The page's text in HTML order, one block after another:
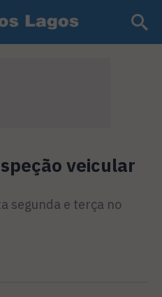
veicular
segunda e terça no